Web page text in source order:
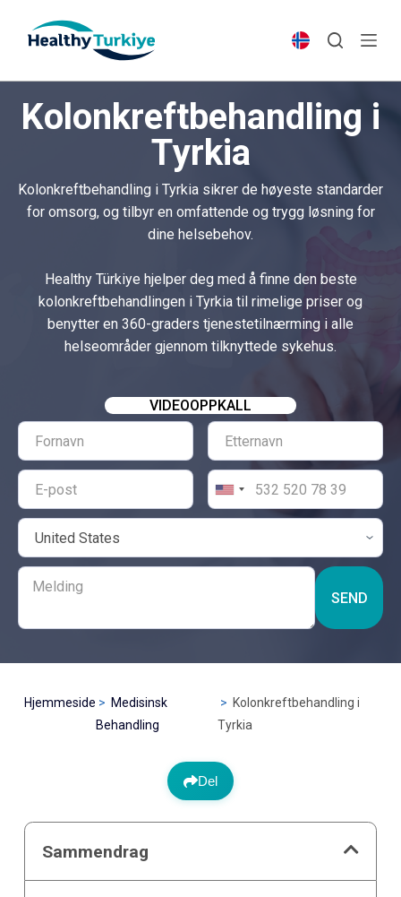
p
o
n
Kolonkreftbehandling i
Tyrkia
Kolonkreftbehandling i Tyrkia sikrer de høyeste standarder
for omsorg, og tilbyr en omfattende og trygg løsning for
dine helsebehov.
Healthy Türkiye hjelper deg med å finne den beste
kolonkreftbehandlingen i Tyrkia til rimelige priser og
benytter en 360-graders tjenestetilnærming i alle
helseområder gjennom tilknyttede sykehus.
VIDEOOPPKALL
SEND
Hjemmeside
Medisinsk
Behandling
Kolonkreftbehandling i
Tyrkia
Del
Sammendrag